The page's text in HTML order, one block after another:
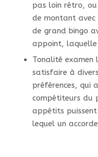
pas loin rétro,
de montant avec
de grand bingo
appoint, laquelle
Tonalité examen
satisfaire à
préférences, qui
compétiteurs du
appétits
lequel un